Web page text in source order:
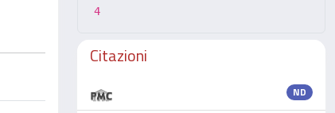
4
Citazioni
ND